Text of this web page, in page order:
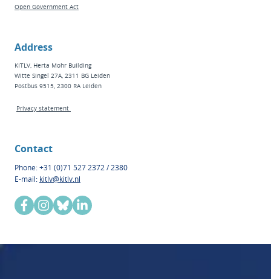
Open Government Act
Address
KITLV, Herta Mohr Building
Witte Singel 27A, 2311 BG Leiden
Postbus 9515, 2300 RA Leiden
Privacy statement
Contact
Phone: +31 (0)71 527 2372 / 2380
E-mail: kitlv@kitlv.nl